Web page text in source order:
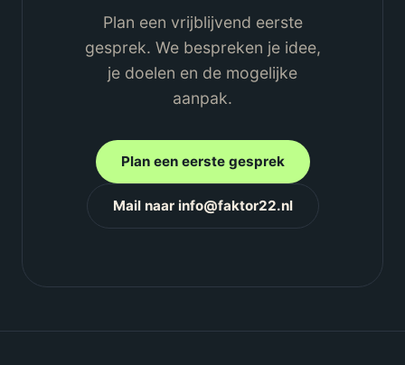
Plan een vrijblijvend eerste
gesprek. We bespreken je idee,
je doelen en de mogelijke
aanpak.
Plan een eerste gesprek
Mail naar info@faktor22.nl